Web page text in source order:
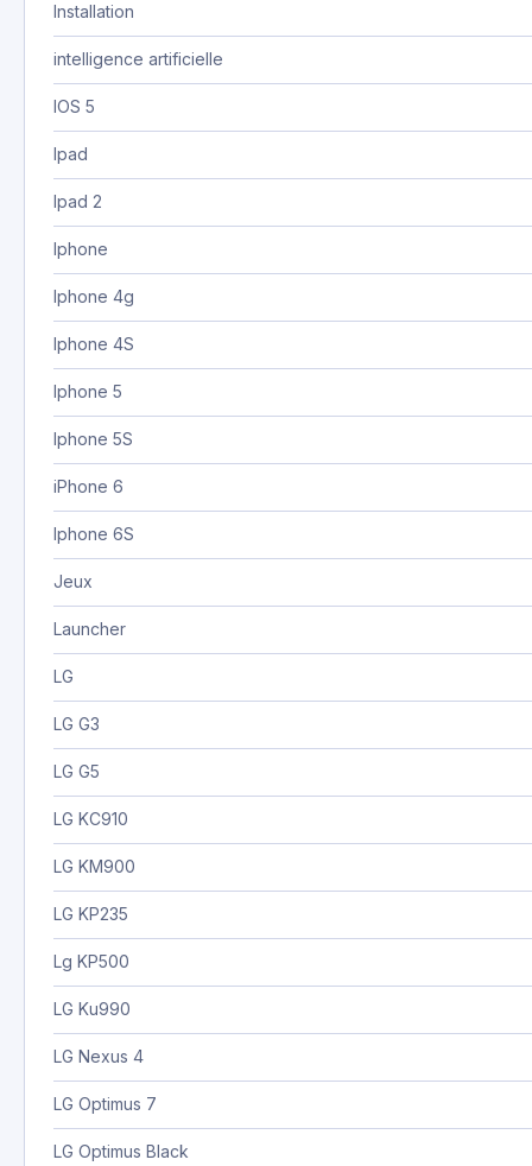
Installation
intelligence artificielle
IOS 5
Ipad
Ipad 2
Iphone
Iphone 4g
Iphone 4S
Iphone 5
Iphone 5S
iPhone 6
Iphone 6S
Jeux
Launcher
LG
LG G3
LG G5
LG KC910
LG KM900
LG KP235
Lg KP500
LG Ku990
LG Nexus 4
LG Optimus 7
LG Optimus Black